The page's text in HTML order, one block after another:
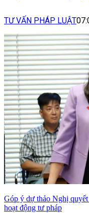
TƯ VẤN PHÁP LUẬT
Góp ý dự thảo Nghị
hoạt động tư pháp